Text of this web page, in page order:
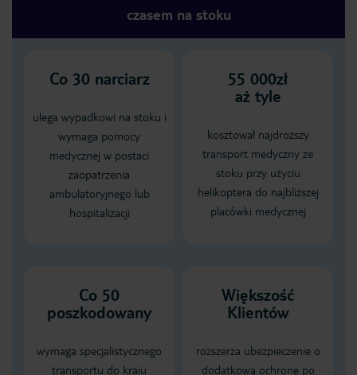
czasem na stoku
Co 30 narciarz
ulega wypadkowi na stoku i
wymaga pomocy
medycznej w postaci
zaopatrzenia
ambulatoryjnego lub
hospitalizacji
55 000zł
aż tyle
kosztował najdroższy
transport medyczny ze
stoku przy użyciu
helikoptera do najbliższej
placówki medycznej
Co 50
poszkodowany
wymaga specjalistycznego
transportu do kraju
Większość
Klientów
rozszerza ubezpieczenie o
dodatkową ochronę po